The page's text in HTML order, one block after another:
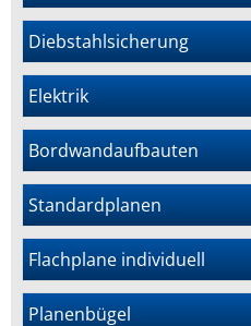
Diebstahlsicherung
Elektrik
Bordwandaufbauten
Standardplanen
Flachplane individuell
Planenbügel